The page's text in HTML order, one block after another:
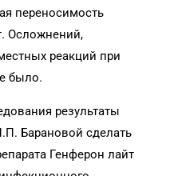
переносимость
Осложнений,
реакций при
было.
результаты
Барановой сделать
Генферон лайт